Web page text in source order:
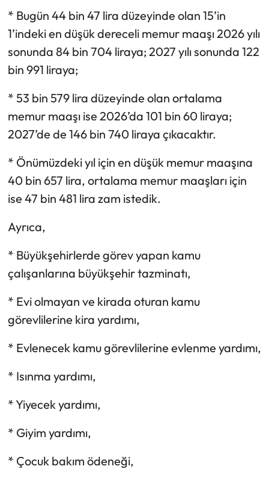
* Bugün 44 bin 47 lira düzeyinde olan 15’in
1’indeki en düşük dereceli memur maaşı 2026 yılı
sonunda 84 bin 704 liraya; 2027 yılı sonunda 122
bin 991 liraya;
* 53 bin 579 lira düzeyinde olan ortalama
memur maaşı ise 2026’da 101 bin 60 liraya;
2027’de de 146 bin 740 liraya çıkacaktır.
* Önümüzdeki yıl için en düşük memur maaşına
40 bin 657 lira, ortalama memur maaşları için
ise 47 bin 481 lira zam istedik.
Ayrıca,
* Büyükşehirlerde görev yapan kamu
çalışanlarına büyükşehir tazminatı,
* Evi olmayan ve kirada oturan kamu
görevlilerine kira yardımı,
* Evlenecek kamu görevlilerine evlenme yardımı,
* Isınma yardımı,
* Yiyecek yardımı,
* Giyim yardımı,
* Çocuk bakım ödeneği,